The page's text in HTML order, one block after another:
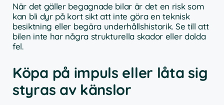
När det gäller begagnade bilar är det en risk som
kan bli dyr på kort sikt att inte göra en teknisk
besiktning eller begära underhållshistorik. Se till att
bilen inte har några strukturella skador eller dolda
fel.
Köpa på impuls eller låta sig
styras av känslor